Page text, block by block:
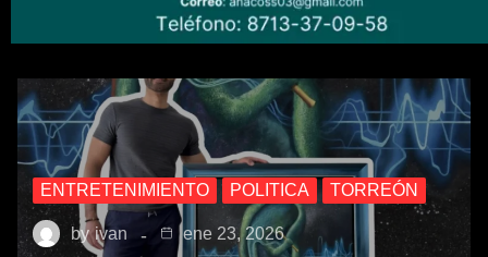
ENTRETENIMIENTO POLITICA TORREÓN
by ivan
ene 23, 2026